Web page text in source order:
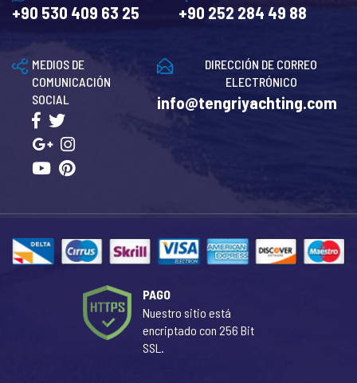
+90 530 409 63 25 +90 252 284 49 88
DIRECCIÓN DE CORREO
ELECTRÓNICO
info@tengriyachting.com
MEDIOS DE
COMUNICACIÓN
SOCIAL
PAGO
Nuestro sitio está
encriptado con 256 Bit
SSL.